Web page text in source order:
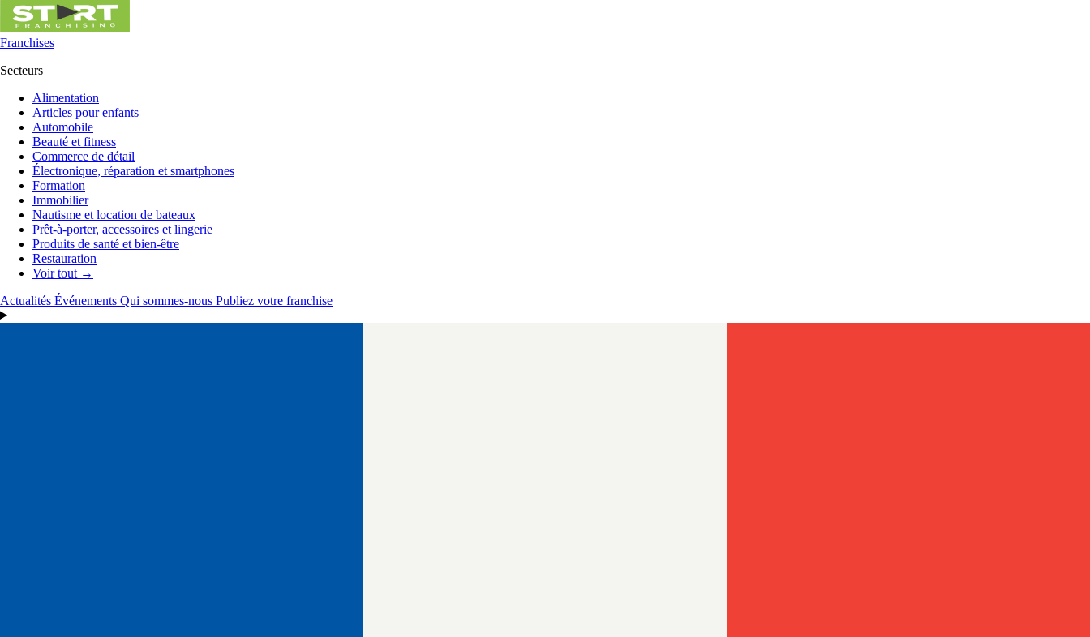
Franchises
Secteurs
Alimentation
Articles pour enfants
Automobile
Beauté et fitness
Commerce de détail
Électronique, réparation et smartphones
Formation
Immobilier
Nautisme et location de bateaux
Prêt-à-porter, accessoires et lingerie
Produits de santé et bien-être
Restauration
Voir tout →
Actualités Événements Qui sommes-nous Publiez votre franchise